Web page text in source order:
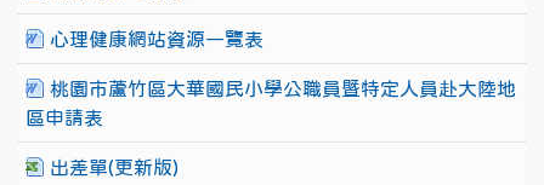
心理健康網站資源一覽表
桃園市蘆竹區大華國民小學公職員暨特定人員赴大陸地
區申請表
出差單(更新版)